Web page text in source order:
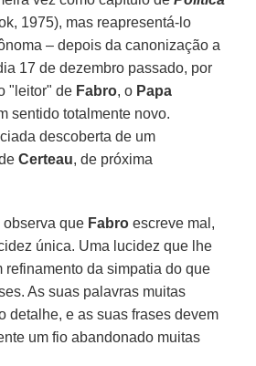
1975), mas reapresentá-lo
– depois da canonização a
17 de dezembro passado, por
"leitor" de Fabro, o Papa
sentido totalmente novo.
descoberta de um
Certeau, de próxima
observa que Fabro escreve mal,
única. Uma lucidez que lhe
refinamento da simpatia do que
As suas palavras muitas
detalhe, e as suas frases devem
um fio abandonado muitas